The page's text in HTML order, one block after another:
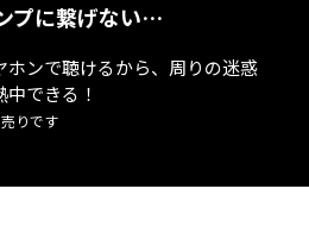
プに繋げない…
ホンで聴けるから、周りの迷惑
できる！
りです